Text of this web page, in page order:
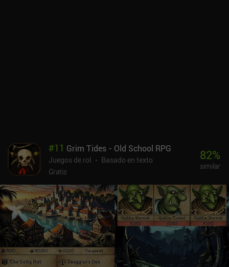
#11 Grim Tides - Old School RPG
Juegos de rol
Basado en texto
Gratis
82%
similar